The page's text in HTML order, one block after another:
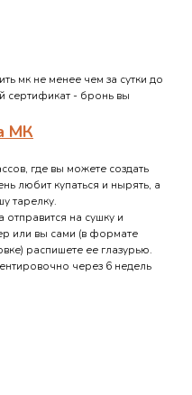
мк не менее чем за сутки до
сертификат - бронь вы
МК
где вы можете создать
любит купаться и нырять, а
тарелку.
отправится на сушку и
или вы сами (в формате
распишете ее глазурью.
через 6 недель